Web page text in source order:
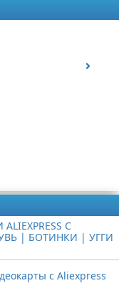
С
| БОТИНКИ | УГГИ
с Aliexpress